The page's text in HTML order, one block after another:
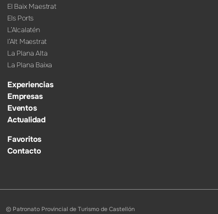
El Baix Maestrat
Els Ports
L’Alcalatén
l’Alt Maestrat
La Plana Alta
La Plana Baixa
Experiencias
Empresas
Eventos
Actualidad
Favoritos
Contacto
© Patronato Provincial de Turismo de Castellón